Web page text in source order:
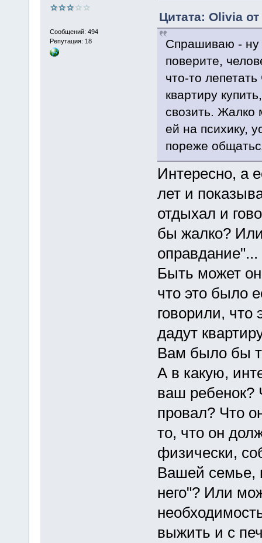
Сообщений: 494
Репутация: 18
Цитата: Olivia
Спрашиваю - ну
поверите,
что-то
квартиру
свозить. Жалко
ей на психику,
пореже
Интересно, а
лет и
отдыхал и
бы жалко?
оправдание"...
Быть может
что это было
говорили, что
дадут
Вам было бы
А в какую,
ваш ребенок?
провал? Что
то, что он
физически,
Вашей семье,
него"? Или
выжить и с